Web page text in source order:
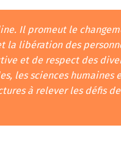
Il promeut le
la libération des
et de respect des
les sciences humaines
à relever les défis